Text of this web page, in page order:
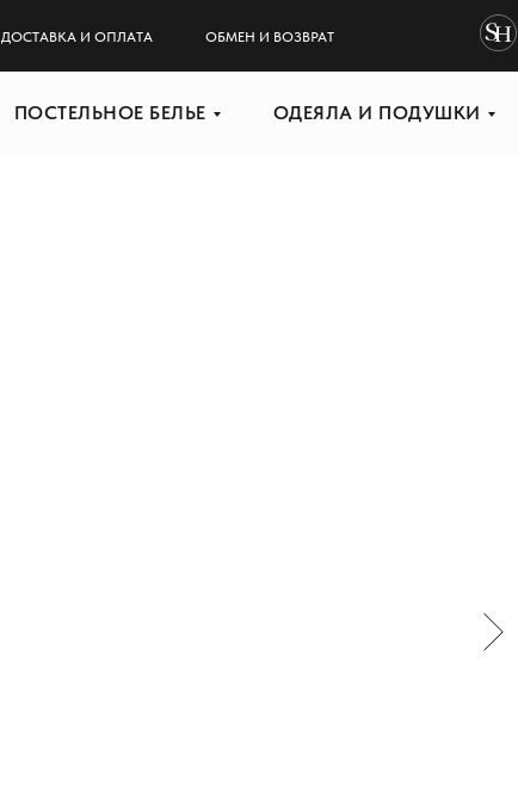
ДОСТАВКА И ОПЛАТА ОБМЕН И ВОЗВРАТ
ПОСТЕЛЬНОЕ БЕЛЬЕ ОДЕЯЛА И ПОДУШКИ